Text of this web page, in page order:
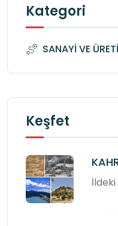
Kategori
SANAYİ VE
Keşfet